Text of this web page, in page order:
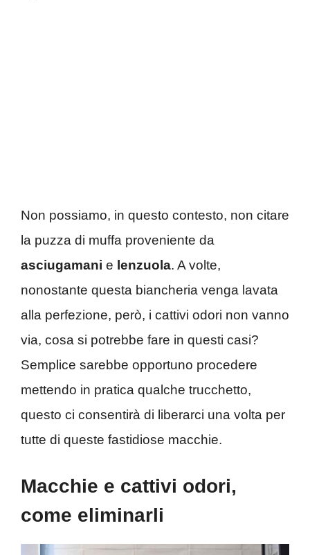
Non possiamo, in questo contesto, non citare
la puzza di muffa proveniente da
asciugamani e lenzuola. A volte,
nonostante questa biancheria venga lavata
alla perfezione, però, i cattivi odori non vanno
via, cosa si potrebbe fare in questi casi?
Semplice sarebbe opportuno procedere
mettendo in pratica qualche trucchetto,
questo ci consentirà di liberarci una volta per
tutte di queste fastidiose macchie.
Macchie e cattivi odori,
come eliminarli